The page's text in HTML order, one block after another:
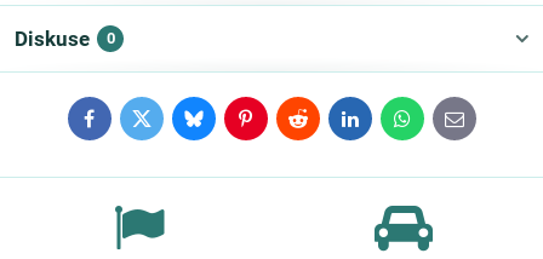
Diskuse 0
FacebookTwitterBlueskyPinterestRedditLinkedInWhatsApp
E-
mail